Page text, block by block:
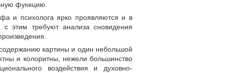
функцию.
и психолога ярко проявляются и в
этим требуют анализа сновидения
картины и один небольшой
и колоритны, нежели большинство
воздействия и духовно-